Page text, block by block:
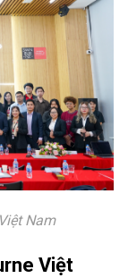
Nam
Việt